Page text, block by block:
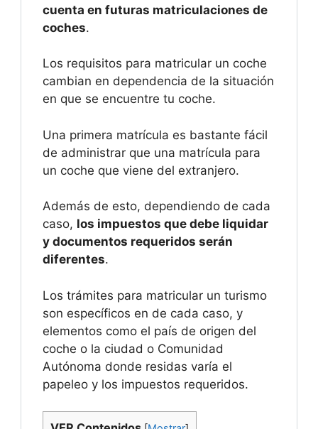
cuenta en futuras matriculaciones de
coches.
Los requisitos para matricular un coche
cambian en dependencia de la situación
en que se encuentre tu coche.
Una primera matrícula es bastante fácil
de administrar que una matrícula para
un coche que viene del extranjero.
Además de esto, dependiendo de cada
caso, los impuestos que debe liquidar
y documentos requeridos serán
diferentes.
Los trámites para matricular un turismo
son específicos en de cada caso, y
elementos como el país de origen del
coche o la ciudad o Comunidad
Autónoma donde residas varía el
papeleo y los impuestos requeridos.